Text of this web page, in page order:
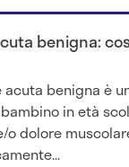
benigna:
acuta benigna è
in età
o dolore